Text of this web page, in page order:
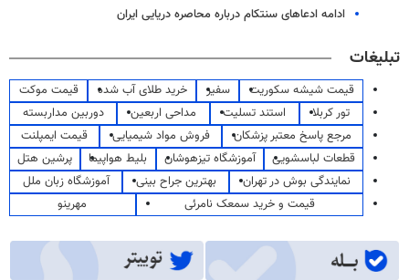
ادامه ادعاهای سنتکام درباره محاصره دریایی ایران
تبلیغات
قیمت شیشه سکوریت سفیر خرید طلای آب شده
قیمت موکت
تور کربلا
استند تسلیت مداحی اربعین
دوربین مداربسته
مرجع پاسخ معتبر پزشکان
فروش مواد شیمیایی
قیمت ایمپلنت
قطعات لباسشویی
آموزشگاه تیزهوشان بلیط هواپیما
پرشین هتل
نمایندگی بوش در تهران
بهترین جراح بینی
آموزشگاه زبان ملل
قیمت و خرید سمعک نامرئی
مهرینو